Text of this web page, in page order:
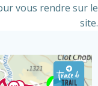
vous rendre sur le
site.